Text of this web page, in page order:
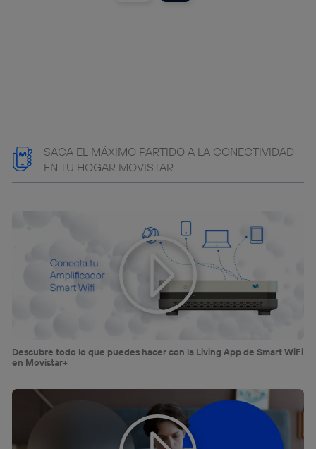
SACA EL MÁXIMO PARTIDO A LA CONECTIVIDAD
EN TU HOGAR MOVISTAR
Descubre todo lo que puedes hacer con la Living App de Smart WiFi
en Movistar+